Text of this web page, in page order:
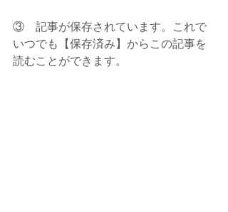
③　記事が保存されています。これで
いつでも【保存済み】からこの記事を
読むことができます。